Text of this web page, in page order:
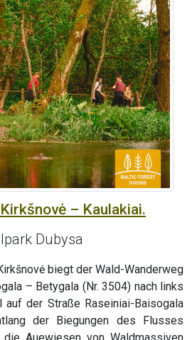
– Kaulakiai.
Dubysa
biegt der Wald-Wanderweg
– Betygala (Nr. 3504) nach links
der Straße Raseiniai-Baisogala
der Biegungen des Flusses